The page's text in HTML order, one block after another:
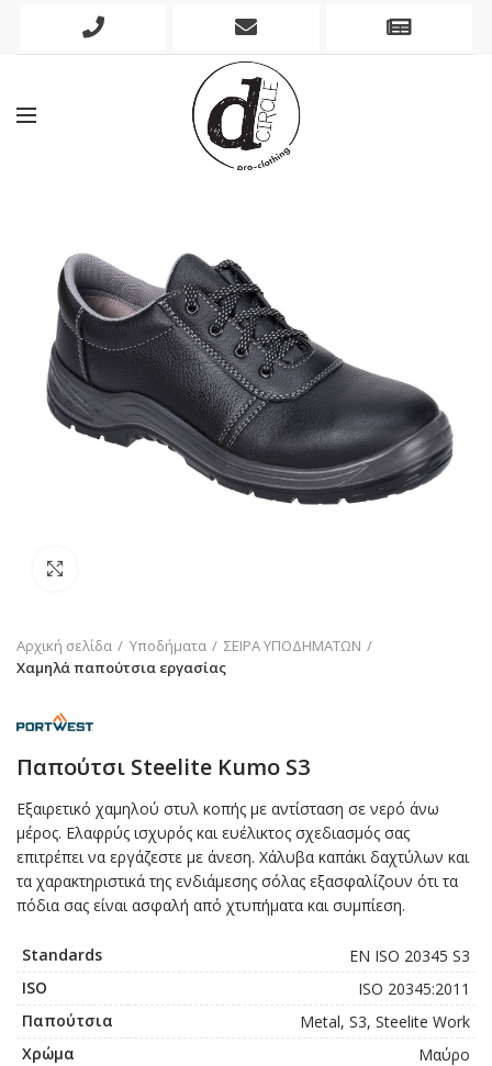
Phone
Mobile
Αρχική σελίδα Υποδήματα
ΣΕΙΡΑ ΥΠΟΔΗΜΑΤΩΝ
Χαμηλά παπούτσια εργασίας
Παπούτσι Steelite Kumo S3
Εξαιρετικό χαμηλού στυλ κοπής με αντίσταση σε νερό άνω
μέρος. Ελαφρύς ισχυρός και ευέλικτος σχεδιασμός σας
επιτρέπει να εργάζεστε με άνεση. Χάλυβα καπάκι δαχτύλων και
τα χαρακτηριστικά της ενδιάμεσης σόλας εξασφαλίζουν ότι τα
πόδια σας είναι ασφαλή από χτυπήματα και συμπίεση.
Standards
EN ISO 20345 S3
ISO
ISO 20345:2011
Παπούτσια
Metal, S3, Steelite Work
Χρώμα
Μαύρο